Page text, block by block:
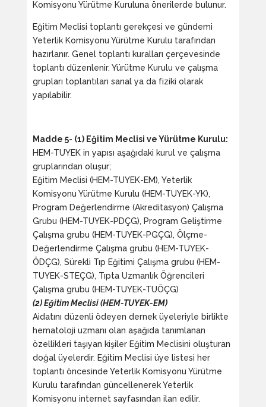
Komisyonu Yürütme Kuruluna önerilerde bulunur.
Eğitim Meclisi toplantı gerekçesi ve gündemi
Yeterlik Komisyonu Yürütme Kurulu tarafından
hazırlanır. Genel toplantı kuralları çerçevesinde
toplantı düzenlenir. Yürütme Kurulu ve çalışma
grupları toplantıları sanal ya da fiziki olarak
yapılabilir.
Madde 5- (1) Eğitim Meclisi ve Yürütme Kurulu:
HEM-TUYEK in yapısı aşağıdaki kurul ve çalışma
gruplarından oluşur;
Eğitim Meclisi (HEM-TUYEK-EM), Yeterlik
Komisyonu Yürütme Kurulu (HEM-TUYEK-YK),
Program Değerlendirme (Akreditasyon) Çalışma
Grubu (HEM-TUYEK-PDÇG), Program Geliştirme
Çalışma grubu (HEM-TUYEK-PGÇG), Ölçme-
Değerlendirme Çalışma grubu (HEM-TUYEK-
ÖDÇG), Sürekli Tıp Eğitimi Çalışma grubu (HEM-
TUYEK-STEÇG), Tıpta Uzmanlık Öğrencileri
Çalışma grubu (HEM-TUYEK-TUÖÇG)
(2) Eğitim Meclisi (HEM-TUYEK-EM)
Aidatını düzenli ödeyen dernek üyeleriyle birlikte
hematoloji uzmanı olan aşağıda tanımlanan
özellikleri taşıyan kişiler Eğitim Meclisini oluşturan
doğal üyelerdir. Eğitim Meclisi üye listesi her
toplantı öncesinde Yeterlik Komisyonu Yürütme
Kurulu tarafından güncellenerek Yeterlik
Komisyonu internet sayfasından ilan edilir.